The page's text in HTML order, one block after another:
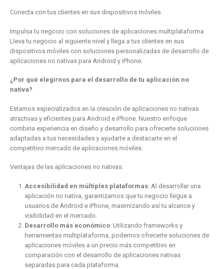
Conecta con tus clientes en sus dispositivos móviles
Impulsa tu negocio con soluciones de aplicaciones multiplataforma
Lleva tu negocio al siguiente nivel y llega a tus clientes en sus
dispositivos móviles con soluciones personalizadas de desarrollo de
aplicaciones no nativas para Android y iPhone.
¿Por qué elegirnos para el desarrollo de tu aplicación no
nativa?
Estamos especializados en la creación de aplicaciones no nativas
atractivas y eficientes para Android e iPhone. Nuestro enfoque
combina experiencia en diseño y desarrollo para ofrecerte soluciones
adaptadas a tus necesidades y ayudarte a destacarte en el
competitivo mercado de aplicaciones móviles.
Ventajas de las aplicaciones no nativas:
Accesibilidad en múltiples plataformas: Al desarrollar una
aplicación no nativa, garantizamos que tu negocio llegue a
usuarios de Android e iPhone, maximizando así tu alcance y
visibilidad en el mercado.
Desarrollo más económico: Utilizando frameworks y
herramientas multiplataforma, podemos ofrecerte soluciones de
aplicaciones móviles a un precio más competitivo en
comparación con el desarrollo de aplicaciones nativas
separadas para cada plataforma.